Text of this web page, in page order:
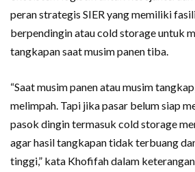
peran strategis SIER yang memiliki
berpendingin atau cold storage untuk
tangkapan saat musim panen tiba.
“Saat musim panen atau musim
melimpah. Tapi jika pasar belum siap
pasok dingin termasuk cold storage
agar hasil tangkapan tidak terbuang
tinggi,” kata Khofifah dalam